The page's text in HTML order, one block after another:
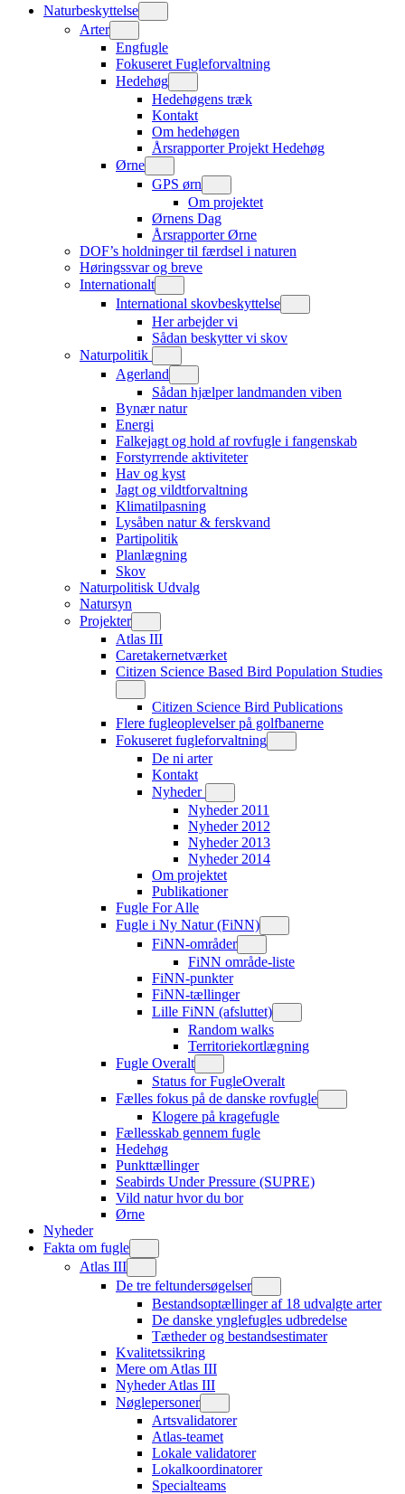
Naturbeskyttelse
Arter
Engfugle
Fokuseret Fugleforvaltning
Hedehøg
Hedehøgens træk
Kontakt
Om hedehøgen
Årsrapporter Projekt Hedehøg
Ørne
GPS ørn
Om projektet
Ørnens Dag
Årsrapporter Ørne
DOF’s holdninger til færdsel i naturen
Høringssvar og breve
Internationalt
International skovbeskyttelse
Her arbejder vi
Sådan beskytter vi skov
Naturpolitik
Agerland
Sådan hjælper landmanden viben
Bynær natur
Energi
Falkejagt og hold af rovfugle i fangenskab
Forstyrrende aktiviteter
Hav og kyst
Jagt og vildtforvaltning
Klimatilpasning
Lysåben natur & ferskvand
Partipolitik
Planlægning
Skov
Naturpolitisk Udvalg
Natursyn
Projekter
Atlas III
Caretakernetværket
Citizen Science Based Bird Population Studies
Citizen Science Bird Publications
Flere fugleoplevelser på golfbanerne
Fokuseret fugleforvaltning
De ni arter
Kontakt
Nyheder
Nyheder 2011
Nyheder 2012
Nyheder 2013
Nyheder 2014
Om projektet
Publikationer
Fugle For Alle
Fugle i Ny Natur (FiNN)
FiNN-områder
FiNN område-liste
FiNN-punkter
FiNN-tællinger
Lille FiNN (afsluttet)
Random walks
Territoriekortlægning
Fugle Overalt
Status for FugleOveralt
Fælles fokus på de danske rovfugle
Klogere på kragefugle
Fællesskab gennem fugle
Hedehøg
Punkttællinger
Seabirds Under Pressure (SUPRE)
Vild natur hvor du bor
Ørne
Nyheder
Fakta om fugle
Atlas III
De tre feltundersøgelser
Bestandsoptællinger af 18 udvalgte arter
De danske ynglefugles udbredelse
Tætheder og bestandsestimater
Kvalitetssikring
Mere om Atlas III
Nyheder Atlas III
Nøglepersoner
Artsvalidatorer
Atlas-teamet
Lokale validatorer
Lokalkoordinatorer
Specialteams